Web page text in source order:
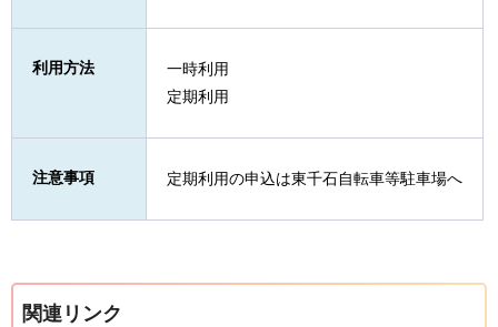
利用方法
一時利用
定期利用
注意事項 定期利用の申込は東千石自転車等駐車場へ
関連リンク